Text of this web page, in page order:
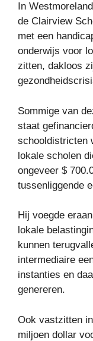
In
de Clairview
met een
onderwijs voor
zitten, dakloos
Sommige van
staat
schooldistricten
lokale scholen
ongeveer $
tussenliggende
Hij voegde
lokale
kunnen
intermediaire
instanties en
genereren.
Ook vastzitten
miljoen dollar